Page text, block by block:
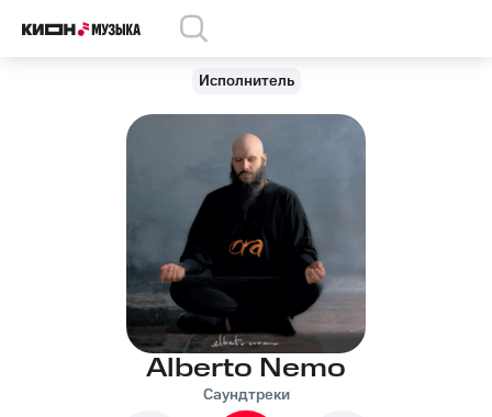
Исполнитель
Alberto Nemo
Саундтреки